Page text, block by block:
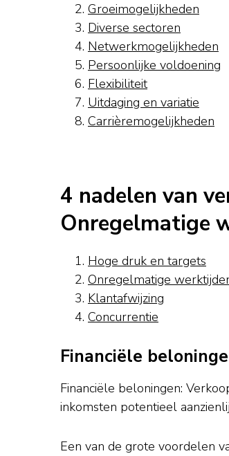
Groeimogelijkheden
Diverse sectoren
Netwerkmogelijkheden
Persoonlijke voldoening
Flexibiliteit
Uitdaging en variatie
Carrièremogelijkheden
4 nadelen van
Onregelmatige
Hoge druk en targets
Onregelmatige
Klantafwijzing
Concurrentie
Financiële
Financiële beloningen:
inkomsten potentieel
Een van de grote voordelen